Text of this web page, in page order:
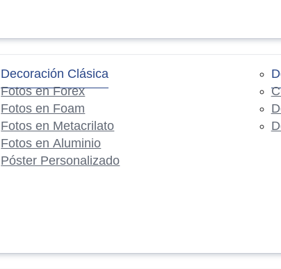
Decoración Clásica
Fotos en Forex
Fotos en Foam
Fotos en Metacrilato
Fotos en Aluminio
Póster Personalizado